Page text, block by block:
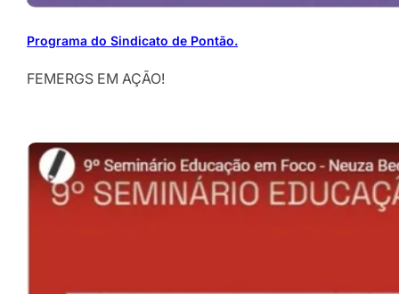
Programa do Sindicato de Pontão.
FEMERGS EM AÇÃO!